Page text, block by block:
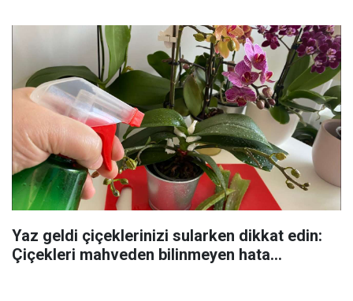
Yaz geldi çiçeklerinizi sularken dikkat edin:
Çiçekleri mahveden bilinmeyen hata...